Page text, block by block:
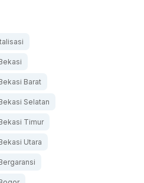
Barat
Selatan
Timur
Utara